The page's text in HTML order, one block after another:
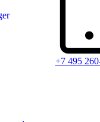
+7 495